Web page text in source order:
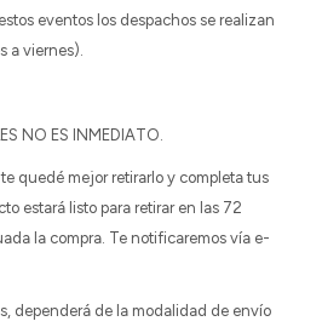
eventos los despachos se realizan
a viernes).
NO ES INMEDIATO.
quedé mejor retirarlo y completa tus
estará listo para retirar en las 72
la compra. Te notificaremos vía e-
dependerá de la modalidad de envío